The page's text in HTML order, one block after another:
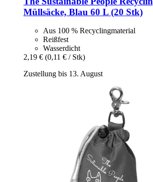
Müllsäcke, Blau 60 L (20 Stk)
Aus 100 % Recyclingmaterial
Reißfest
Wasserdicht
2,19 € (0,11 € / Stk)
Zustellung bis 13. August